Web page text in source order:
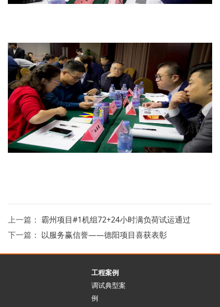
上一篇： 霸州项目#1机组72+24小时满负荷试运通过
下一篇： 以服务赢信誉——德阳项目喜获表彰
工程案例
调试典型案
例